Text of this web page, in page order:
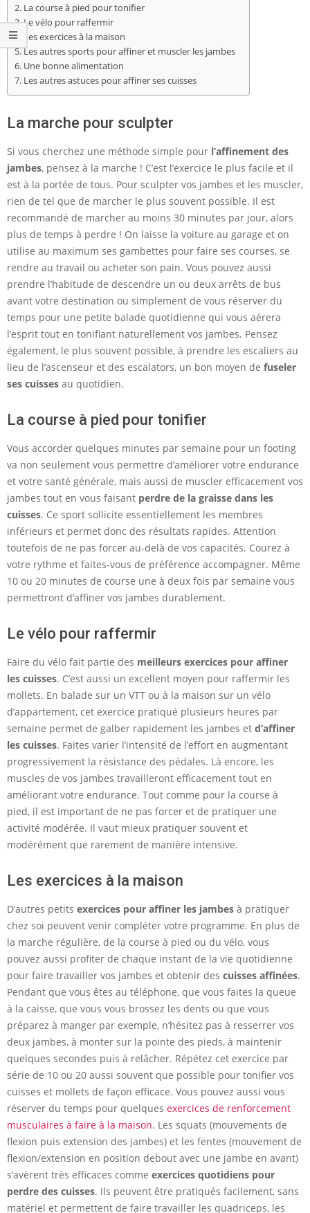
La course à pied pour tonifier
Le vélo pour raffermir
Les exercices à la maison
Les autres sports pour affiner et muscler les jambes
Une bonne alimentation
Les autres astuces pour affiner ses cuisses
La marche pour sculpter
Si vous cherchez une méthode simple pour l’affinement des
jambes, pensez à la marche ! C’est l’exercice le plus facile et il
est à la portée de tous. Pour sculpter vos jambes et les muscler,
rien de tel que de marcher le plus souvent possible. Il est
recommandé de marcher au moins 30 minutes par jour, alors
plus de temps à perdre ! On laisse la voiture au garage et on
utilise au maximum ses gambettes pour faire ses courses, se
rendre au travail ou acheter son pain. Vous pouvez aussi
prendre l’habitude de descendre un ou deux arrêts de bus
avant votre destination ou simplement de vous réserver du
temps pour une petite balade quotidienne qui vous aérera
l’esprit tout en tonifiant naturellement vos jambes. Pensez
également, le plus souvent possible, à prendre les escaliers au
lieu de l’ascenseur et des escalators, un bon moyen de fuseler
ses cuisses au quotidien.
La course à pied pour tonifier
Vous accorder quelques minutes par semaine pour un footing
va non seulement vous permettre d’améliorer votre endurance
et votre santé générale, mais aussi de muscler efficacement vos
jambes tout en vous faisant perdre de la graisse dans les
cuisses. Ce sport sollicite essentiellement les membres
inférieurs et permet donc des résultats rapides. Attention
toutefois de ne pas forcer au-delà de vos capacités. Courez à
votre rythme et faites-vous de préférence accompagner. Même
10 ou 20 minutes de course une à deux fois par semaine vous
permettront d’affiner vos jambes durablement.
Le vélo pour raffermir
Faire du vélo fait partie des meilleurs exercices pour affiner
les cuisses. C’est aussi un excellent moyen pour raffermir les
mollets. En balade sur un VTT ou à la maison sur un vélo
d’appartement, cet exercice pratiqué plusieurs heures par
semaine permet de galber rapidement les jambes et d’affiner
les cuisses. Faites varier l’intensité de l’effort en augmentant
progressivement la résistance des pédales. Là encore, les
muscles de vos jambes travailleront efficacement tout en
améliorant votre endurance. Tout comme pour la course à
pied, il est important de ne pas forcer et de pratiquer une
activité modérée. Il vaut mieux pratiquer souvent et
modérément que rarement de manière intensive.
Les exercices à la maison
D’autres petits exercices pour affiner les jambes à pratiquer
chez soi peuvent venir compléter votre programme. En plus de
la marche régulière, de la course à pied ou du vélo, vous
pouvez aussi profiter de chaque instant de la vie quotidienne
pour faire travailler vos jambes et obtenir des cuisses affinées.
Pendant que vous êtes au téléphone, que vous faites la queue
à la caisse, que vous vous brossez les dents ou que vous
préparez à manger par exemple, n’hésitez pas à resserrer vos
deux jambes, à monter sur la pointe des pieds, à maintenir
quelques secondes puis à relâcher. Répétez cet exercice par
série de 10 ou 20 aussi souvent que possible pour tonifier vos
cuisses et mollets de façon efficace. Vous pouvez aussi vous
réserver du temps pour quelques exercices de renforcement
musculaires à faire à la maison. Les squats (mouvements de
flexion puis extension des jambes) et les fentes (mouvement de
flexion/extension en position debout avec une jambe en avant)
s’avèrent très efficaces comme exercices quotidiens pour
perdre des cuisses. Ils peuvent être pratiqués facilement, sans
matériel et permettent de faire travailler les quadriceps, les